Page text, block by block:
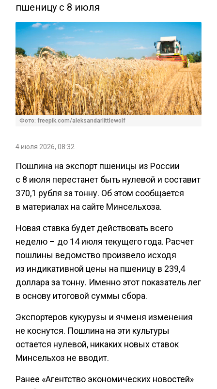
пшеницу с 8 июля
Фото: freepik.com/aleksandarlittlewolf
4 июля 2026, 08:32
Пошлина на экспорт пшеницы из России
с 8 июля перестанет быть нулевой и составит
370,1 рубля за тонну. Об этом сообщается
в материалах на сайте Минсельхоза.
Новая ставка будет действовать всего
неделю – до 14 июля текущего года. Расчет
пошлины ведомство произвело исходя
из индикативной цены на пшеницу в 239,4
доллара за тонну. Именно этот показатель лег
в основу итоговой суммы сбора.
Экспортеров кукурузы и ячменя изменения
не коснутся. Пошлина на эти культуры
остается нулевой, никаких новых ставок
Минсельхоз не вводит.
Ранее «Агентство экономических новостей»